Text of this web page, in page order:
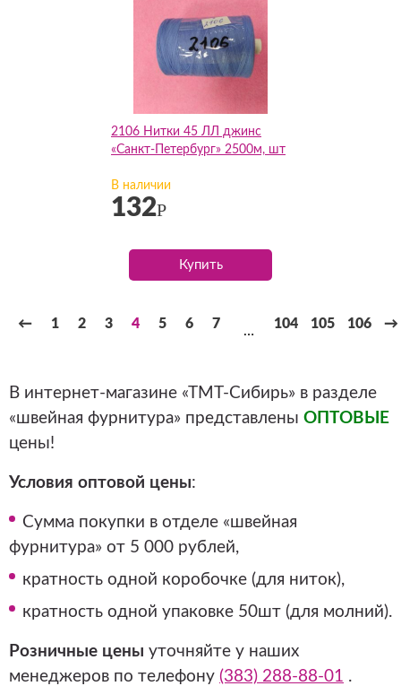
2106 Нитки 45 ЛЛ джинс
«Санкт-Петербург» 2500м, шт
В наличии
132Р
Купить
← 1 2 3 4 5 6 7 … 104 105 106 →
В интернет-магазине «ТМТ-Сибирь» в разделе
«швейная фурнитура» представлены ОПТОВЫЕ
цены!
Условия оптовой цены:
Сумма покупки в отделе «швейная
фурнитура» от 5 000 рублей,
кратность одной коробочке (для ниток),
кратность одной упаковке 50шт (для молний).
Розничные цены уточняйте у наших
менеджеров по телефону (383) 288-88-01 .